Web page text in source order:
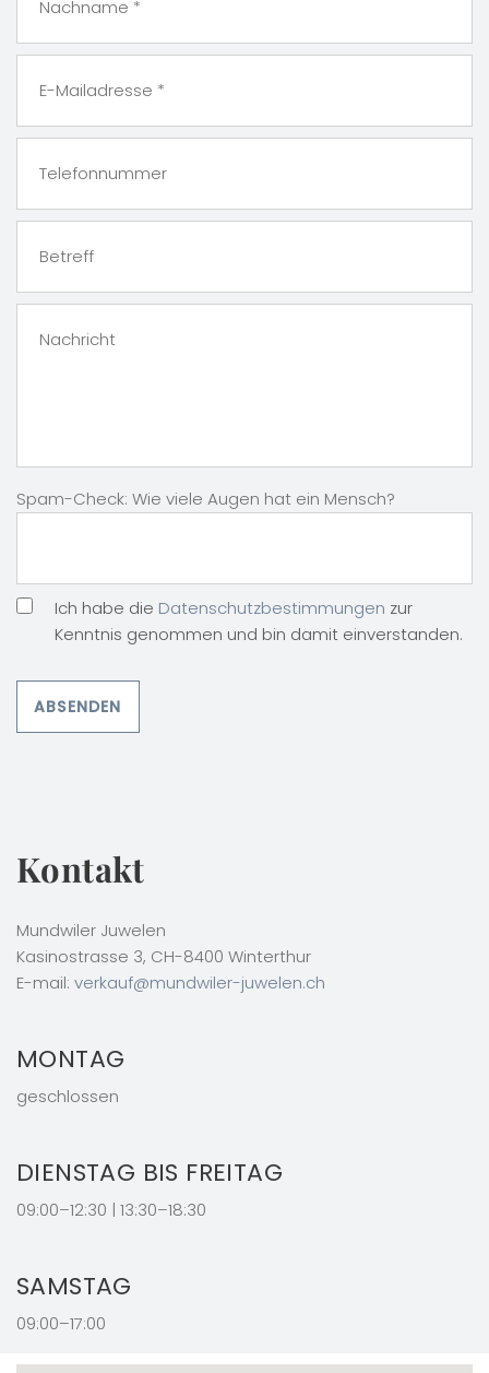
Spam-Check: Wie viele Augen hat ein Mensch?
Ich habe die Datenschutzbestimmungen zur
Kenntnis genommen und bin damit einverstanden.
Kontakt
Mundwiler Juwelen
Kasinostrasse 3, CH-8400 Winterthur
E-mail: verkauf@mundwiler-juwelen.ch
MONTAG
geschlossen
DIENSTAG BIS FREITAG
09:00–12:30 | 13:30–18:30
SAMSTAG
09:00–17:00